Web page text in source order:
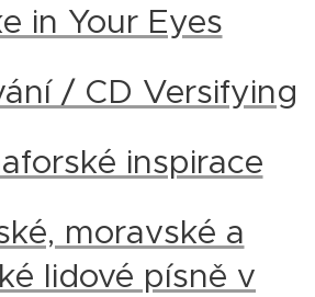
in Your Eyes
/ CD Versifying
inspirace
moravské a
lidové písně v